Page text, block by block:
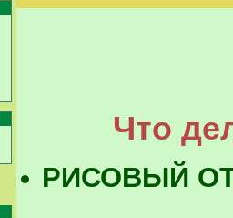
Что
РИСОВЫЙ